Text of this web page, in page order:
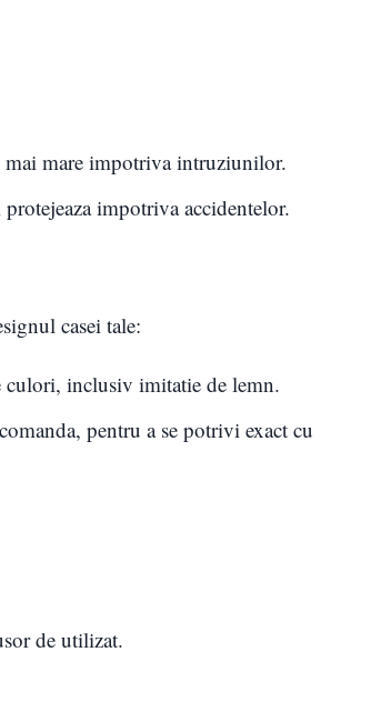
mai mare impotriva intruziunilor.
protejeaza impotriva accidentelor.
casei tale:
inclusiv imitatie de lemn.
pentru a se potrivi exact cu
de utilizat.